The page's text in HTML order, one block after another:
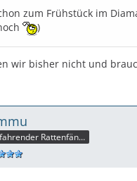
zum Frühstück im
)
wir bisher nicht und
seefahrender Rattenfänger